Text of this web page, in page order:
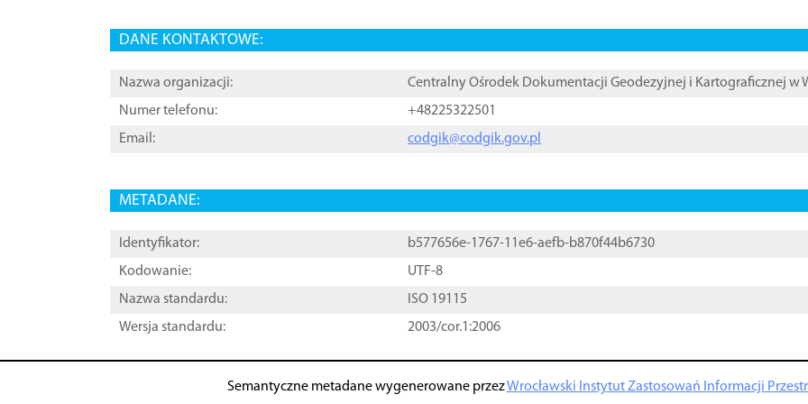
DANE KONTAKTOWE:
Nazwa organizacji:
Centralny Ośrodek Dokumentacji Geodezyjnej i Kartograficznej w
Numer telefonu:
+48225322501
Email:
codgik@codgik.gov.pl
METADANE:
Identyfikator:
b577656e-1767-11e6-aefb-b870f44b6730
Kodowanie:
UTF-8
Nazwa standardu:
ISO 19115
Wersja standardu:
2003/cor.1:2006
Semantyczne metadane wygenerowane przezWrocławski Instytut Zastosowań Informacji